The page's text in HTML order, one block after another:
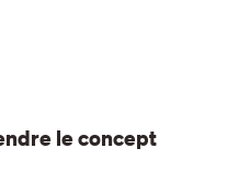
le concept